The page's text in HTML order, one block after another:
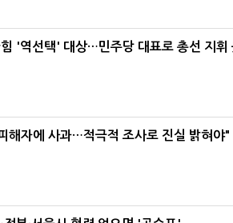
'역선택' 대상…민주당 대표로 총선 지휘
해자에 사과…적극적 조사로 진실 밝혀야"